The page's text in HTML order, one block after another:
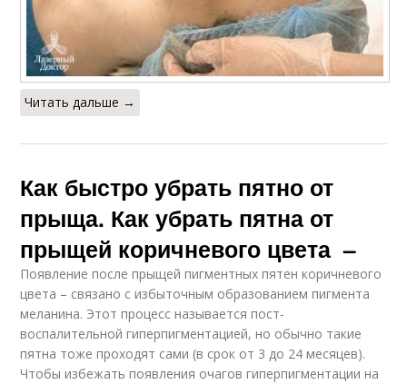
Читать дальше →
Как быстро убрать пятно от
прыща. Как убрать пятна от
прыщей коричневого цвета –
Появление после прыщей пигментных пятен коричневого
цвета – связано с избыточным образованием пигмента
меланина. Этот процесс называется пост-
воспалительной гиперпигментацией, но обычно такие
пятна тоже проходят сами (в срок от 3 до 24 месяцев).
Чтобы избежать появления очагов гиперпигментации на